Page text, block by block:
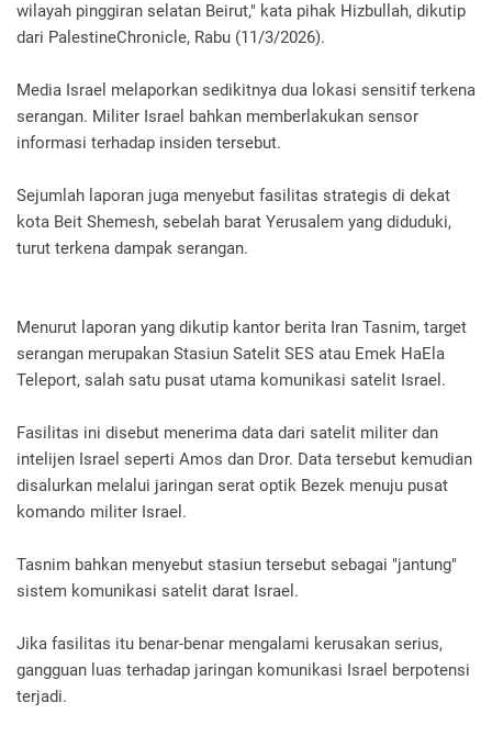
wilayah pinggiran selatan Beirut," kata pihak Hizbullah, dikutip
dari PalestineChronicle, Rabu (11/3/2026).
Media Israel melaporkan sedikitnya dua lokasi sensitif terkena
serangan. Militer Israel bahkan memberlakukan sensor
informasi terhadap insiden tersebut.
Sejumlah laporan juga menyebut fasilitas strategis di dekat
kota Beit Shemesh, sebelah barat Yerusalem yang diduduki,
turut terkena dampak serangan.
Menurut laporan yang dikutip kantor berita Iran Tasnim, target
serangan merupakan Stasiun Satelit SES atau Emek HaEla
Teleport, salah satu pusat utama komunikasi satelit Israel.
Fasilitas ini disebut menerima data dari satelit militer dan
intelijen Israel seperti Amos dan Dror. Data tersebut kemudian
disalurkan melalui jaringan serat optik Bezek menuju pusat
komando militer Israel.
Tasnim bahkan menyebut stasiun tersebut sebagai "jantung"
sistem komunikasi satelit darat Israel.
Jika fasilitas itu benar-benar mengalami kerusakan serius,
gangguan luas terhadap jaringan komunikasi Israel berpotensi
terjadi.